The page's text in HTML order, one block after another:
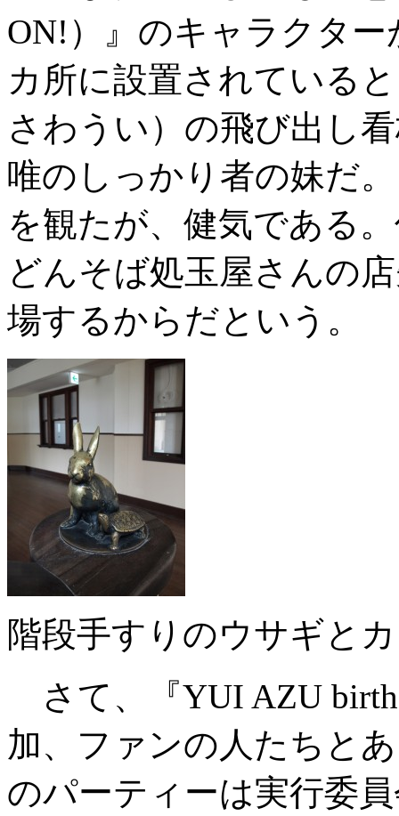
ON!）』のキャラクタ
カ所に設置されている
さわうい）の飛び出し
唯のしっかり者の妹だ
を観たが、健気である
どんそば処玉屋さんの
場するからだという。
階段手すりのウサギと
さて、『YUI AZU
加、ファンの人たちと
のパーティーは実行委